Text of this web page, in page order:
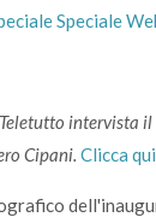
Speciale
intervista il
Cipani. Clicca